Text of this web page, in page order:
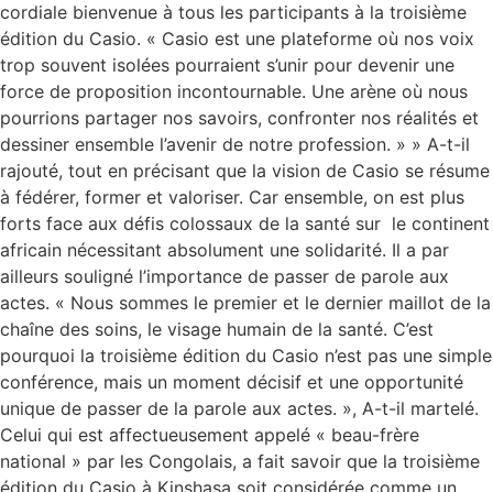
cordiale bienvenue à tous les participants à la troisième
édition du Casio. « Casio est une plateforme où nos voix
trop souvent isolées pourraient s’unir pour devenir une
force de proposition incontournable. Une arène où nous
pourrions partager nos savoirs, confronter nos réalités et
dessiner ensemble l’avenir de notre profession. » » A-t-il
rajouté, tout en précisant que la vision de Casio se résume
à fédérer, former et valoriser. Car ensemble, on est plus
forts face aux défis colossaux de la santé sur le continent
africain nécessitant absolument une solidarité. Il a par
ailleurs souligné l’importance de passer de parole aux
actes. « Nous sommes le premier et le dernier maillot de la
chaîne des soins, le visage humain de la santé. C’est
pourquoi la troisième édition du Casio n’est pas une simple
conférence, mais un moment décisif et une opportunité
unique de passer de la parole aux actes. », A-t-il martelé.
Celui qui est affectueusement appelé « beau-frère
national » par les Congolais, a fait savoir que la troisième